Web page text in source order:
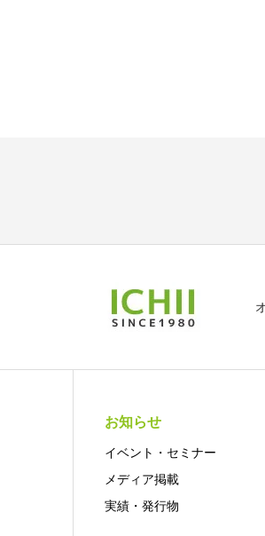
お知らせ
イベント・セミナー
メディア掲載
実績・発行物